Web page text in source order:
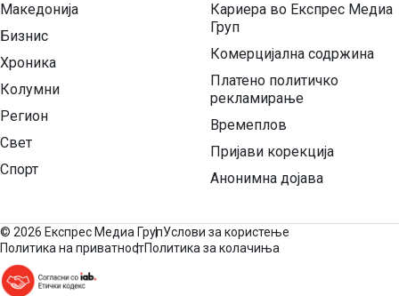
Македонија
Бизнис
Хроника
Колумни
Регион
Свет
Спорт
Кариера во Експрес Медиа
Груп
Комерцијална содржина
Платено политичко
рекламирање
Времеплов
Пријави корекција
Анонимна дојава
© 2026 Експрес Медиа ГрупУслови за користење
Политика на приватностПолитика за колачиња